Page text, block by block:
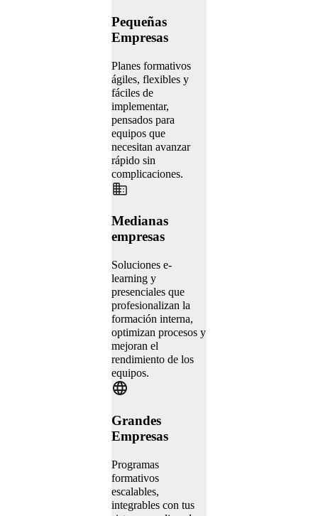
Pequeñas
Empresas
Planes formativos
ágiles, flexibles y
fáciles de
implementar,
pensados para
equipos que
necesitan avanzar
rápido sin
complicaciones.
Medianas
empresas
Soluciones e-
learning y
presenciales que
profesionalizan la
formación interna,
optimizan procesos y
mejoran el
rendimiento de los
equipos.
Grandes
Empresas
Programas
formativos
escalables,
integrables con tus